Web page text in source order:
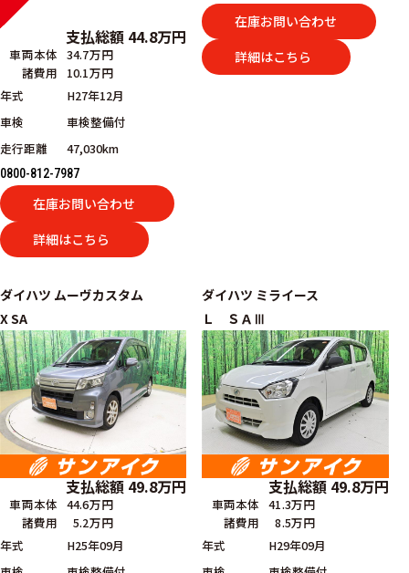
支払総額 44.8万円
車両本体 34.7万円
諸費用
10.1万円
年式
H27年12月
車検
車検整備付
走行距離
47,030km
0800-812-7987
在庫お問い合わせ
詳細はこちら
在庫お問い合わせ
詳細はこちら
ダイハツ ムーヴカスタム
X SA
支払総額 49.8万円
車両本体 44.6万円
諸費用
5.2万円
年式
H25年09月
ダイハツ ミライース
Ｌ ＳＡⅢ
支払総額 49.8万円
車両本体 41.3万円
諸費用
8.5万円
年式
H29年09月